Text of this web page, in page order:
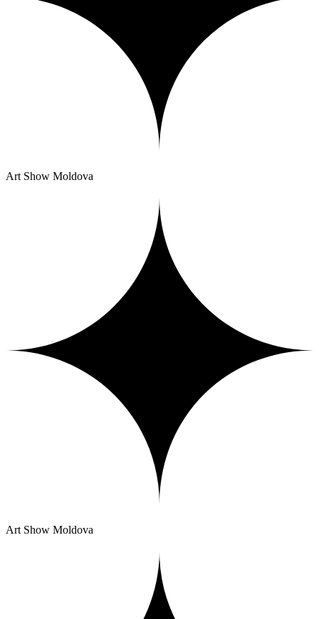
Art Show Moldova
Art Show Moldova